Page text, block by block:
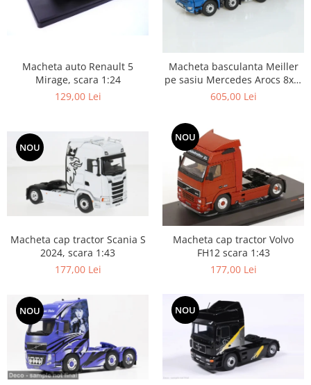
Macheta auto Renault 5
Mirage, scara 1:24
129,00 Lei
Macheta basculanta Meiller
pe sasiu Mercedes Arocs 8x4,
scara 1:50
605,00 Lei
NOU
Macheta cap tractor Scania S
2024, scara 1:43
177,00 Lei
NOU
Macheta cap tractor Volvo
FH12 scara 1:43
177,00 Lei
NOU NOU